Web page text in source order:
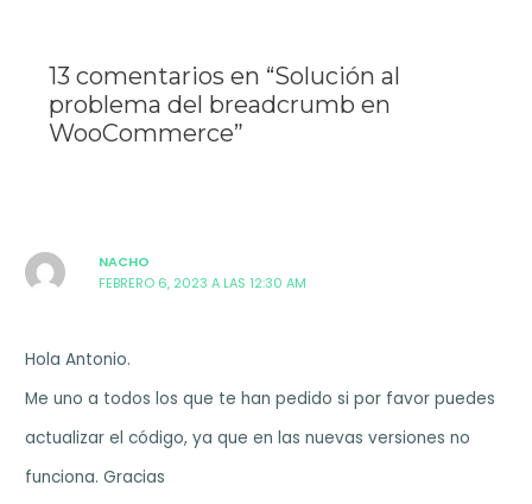
13 comentarios en “Solución al
problema del breadcrumb en
WooCommerce”
NACHO
FEBRERO 6, 2023 A LAS 12:30 AM
Hola Antonio.
Me uno a todos los que te han pedido si por favor puedes
actualizar el código, ya que en las nuevas versiones no
funciona. Gracias